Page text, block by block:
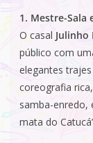
1. Mestre-Sala
O casal Julinho
público com
elegantes
coreografia
samba-enredo,
mata do